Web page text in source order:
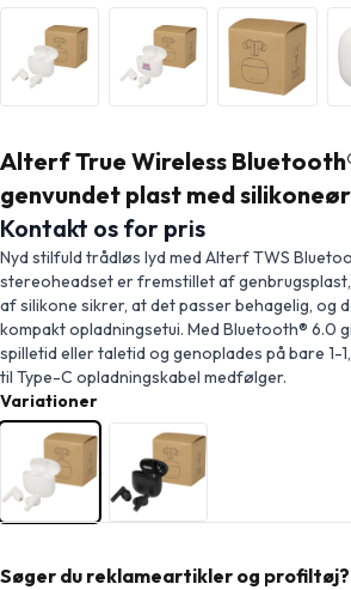
Alterf True Wireless
genvundet plast med
Kontakt os for pris
Nyd stilfuld trådløs lyd med Alterf TWS
stereoheadset er fremstillet af
af silikone sikrer, at det passer behagelig, og
kompakt opladningsetui. Med Bluetooth® 6.0
spilletid eller taletid og genoplades på bare 1-
til Type-C opladningskabel medfølger.
Variationer
Søger du reklameartikler og profiltøj?